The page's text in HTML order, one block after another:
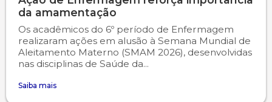
da amamentação
Os acadêmicos do 6º período de Enfermagem
realizaram ações em alusão à Semana Mundial de
Aleitamento Materno (SMAM 2026), desenvolvidas
nas disciplinas de Saúde da...
Saiba mais